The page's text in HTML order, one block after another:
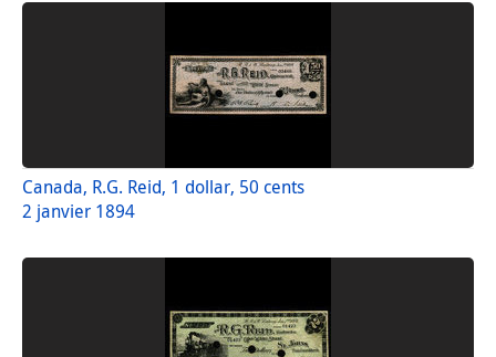
Canada, R.G. Reid, 1 dollar, 50 cents
2 janvier 1894